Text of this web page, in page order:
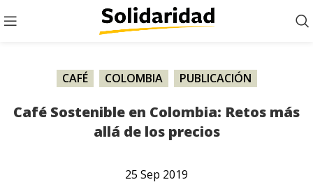
CAFÉ COLOMBIA PUBLICACIÓN
Café Sostenible en Colombia: Retos más
allá de los precios
25 Sep 2019